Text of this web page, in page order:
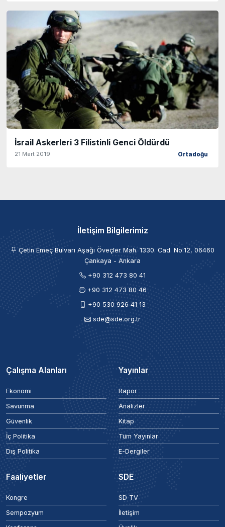
İsrail Askerleri 3 Filistinli Genci Öldürdü
21 Mart 2019 Ortadoğu
İletişim Bilgilerimiz
Çetin Emeç Bulvarı Aşağı Öveçler Mah. 1330. Cad. No:12, 06460
Çankaya - Ankara
+90 312 473 80 41
+90 312 473 80 46
+90 530 926 41 13
sde@sde.org.tr
Çalışma Alanları
Ekonomi
Savunma
Güvenlik
İç Politika
Dış Politika
Yayınlar
Rapor
Analizler
Kitap
Tüm Yayınlar
E-Dergiler
Faaliyetler
Kongre
Sempozyum
SDE
SD TV
İletişim